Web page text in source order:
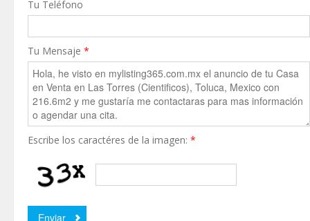
Tu Teléfono
Tu Mensaje *
Escribe los caractéres de la imagen: *